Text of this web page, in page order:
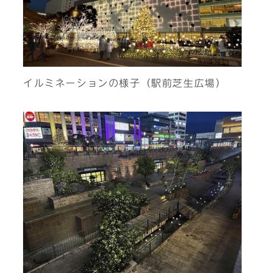
イルミネーションの様子（駅前芝生広場）